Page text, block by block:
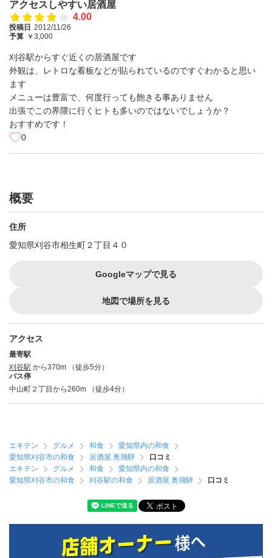
アクセスしやすい居酒屋
4.00
投稿日 2012/11/26
予算 ￥3,000
刈谷駅からすぐ近くの居酒屋です
外観は、レトロな看板などが貼られているのですぐわかると思い
ます
メニューは豊富で、何度行っても飽きる事ありません
出張でこの界隈に行くヒトも多いのではないでしょうか？
おすすめです！
0
概要
住所
愛知県刈谷市相生町２丁目４０
Googleマップで見る
地図で場所を見る
アクセス
最寄駅
刈谷駅 から370m （徒歩5分）
バス停
中山町２丁目から260m （徒歩4分）
エキテン グルメ 和食
愛知県内の和食
愛知県刈谷市の和食
居酒屋 奥飛騨
口コミ
エキテン
グルメ 和食
愛知県内の和食
愛知県刈谷市の和食
刈谷駅の和食 居酒屋 奥飛騨 口コミ